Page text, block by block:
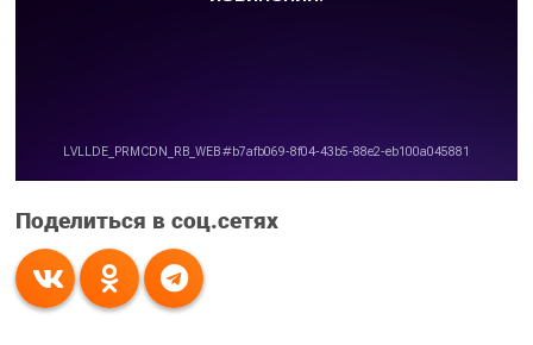
Поделиться в соц.сетях